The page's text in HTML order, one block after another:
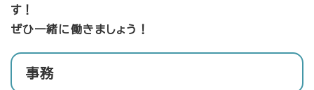
す！
ぜひ一緒に働きましょう！
事務